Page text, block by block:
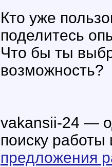
Кто уже
поделитесь
Что бы ты
возможность?
vakansii-24 —
поиску
предложения